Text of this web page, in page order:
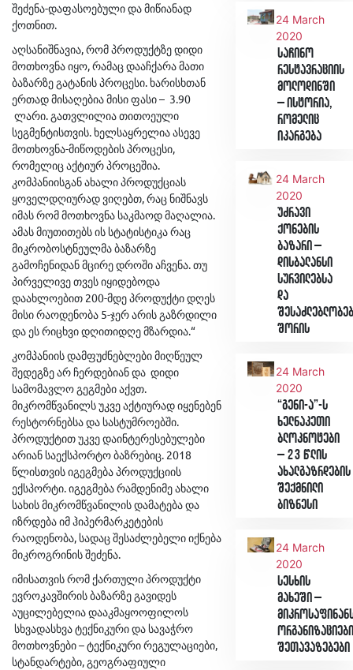
შეძენა-დაფასოებული და მიწიანად
ქოთნით.
აღსანიშნავია, რომ პროდუქტზე დიდი
მოთხოვნა იყო, რამაც დააჩქარა მათი
ბაზარზე გატანის პროცესი. ხარისხთან
ერთად მისაღებია მისი ფასი – 3.90
ლარი. გათვლილია თითოეული
სეგმენტისთვის. ხელსაყრელია ასევე
მოთხოვნა-მიწოდების პროცესი,
რომელიც აქტიურ პროცეშია.
კომპანიისგან ახალი პროდუქციას
ყოველდღიურად ვიღებთ, რაც ნიშნავს
იმას რომ მოთხოვნა საკმაოდ მაღალია.
ამას მიუთითებს ის სტატისტიკა რაც
მიკრობოსტნეულმა ბაზარზე
გამოჩენიდან მცირე დროში აჩვენა. თუ
პირველივე თვეს იყიდებოდა
დაახლოებით 200-მდე პროდუქტი დღეს
მისი რაოდენობა 5-ჯერ არის გაზრდილი
და ეს რიცხვი დღითიდღე მზარდია.“
კომპანიის დამფუძნებლები მიღწეულ
შედეგზე არ ჩერდებიან და დიდი
სამომავლო გეგმები აქვთ.
მიკრომწვანილს უკვე აქტიურად იყენებენ
რესტორნებსა და სასტუმროებში.
პროდუქტით უკვე დაინტერესებულები
არიან საექსპორტო ბაზრებიც. 2018
წლისთვის იგეგმება პროდუქციის
ექსპორტი. იგეგმება რამდენიმე ახალი
სახის მიკრომწვანილის დამატება და
იზრდება იმ ჰიპერმარკეტების
რაოდენობა, სადაც შესაძლებელი იქნება
მიკროგრინის შეძენა.
იმისათვის რომ ქართული პროდუქტი
ევროკავშირის ბაზარზე გავიდეს
აუცილებელია დააკმაყოოფილოს
სხვადასხვა ტექნიკური და სავაჭრო
მოთხოვნები – ტექნიკური რეგულაციები,
სტანდარტები, გეოგრაფიული
24 March
2020
საჩინო
რესტავრაციის
მოლოდინში
– ისტორია,
რომელიც
იკარგება
24 March
2020
უძრავი
ქონების
ბაზარი –
დისბალანსი
სურვილებსა
და
შორის
24 March
2020
“გენი-ა”-ს
ხელნაკეთი
ბლოკნოტები
– 23 წლის
ახალგაზრდების
შექმნილი
ბიზნესი
24 March
2020
სესხის
მახეში –
შეთავაზებები